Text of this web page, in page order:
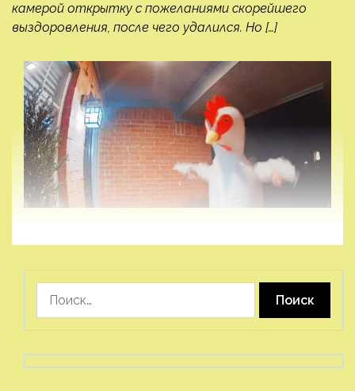
камерой открытку с пожеланиями скорейшего
выздоровления, после чего удалился. Но […]